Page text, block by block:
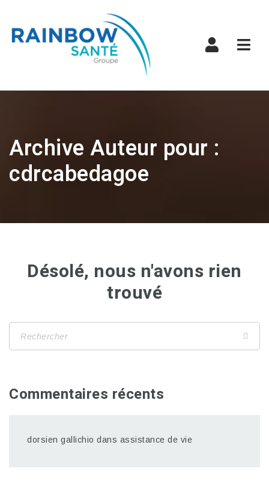
Archive Auteur pour :
cdrcabedagoe
Désolé, nous n'avons rien
trouvé
Commentaires récents
dorsien gallichio dans assistance de vie